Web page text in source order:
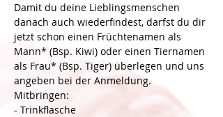
Damit du deine Lieblingsmenschen
danach auch wiederfindest, darfst du dir
jetzt schon einen Früchtenamen als
Mann* (Bsp. Kiwi) oder einen Tiernamen
als Frau* (Bsp. Tiger) überlegen und uns
angeben bei der Anmeldung.
Mitbringen:
- Trinkflasche